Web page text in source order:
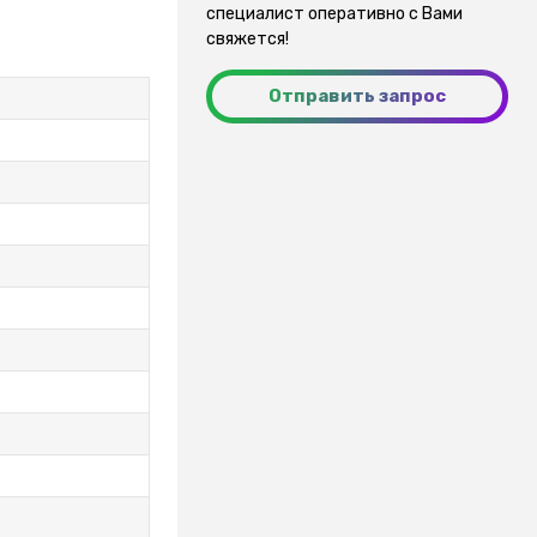
специалист оперативно с Вами
свяжется!
Отправить запрос